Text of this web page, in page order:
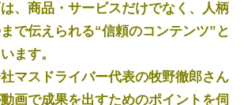
、商品・サービスだけでなく、人柄
で伝えられる“信頼のコンテンツ”と
ます。
マスドライバー代表の牧野徹郎さん
画で成果を出すためのポイントを伺